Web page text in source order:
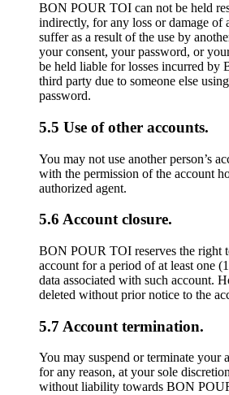
BON POUR TOI can not be held
indirectly, for any loss or damage of
suffer as a result of the use by
your consent, your password, or
be held liable for losses incurred
third party due to someone else
password.
5.5 Use of other accounts.
You may not use another person’s
with the permission of the account
authorized agent.
5.6 Account closure.
BON POUR TOI reserves the right
account for a period of at least one
data associated with such account.
deleted without prior notice to the
5.7 Account termination.
You may suspend or terminate your
for any reason, at your sole
without liability towards BON